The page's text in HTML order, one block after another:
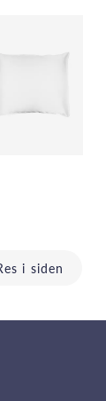
i siden